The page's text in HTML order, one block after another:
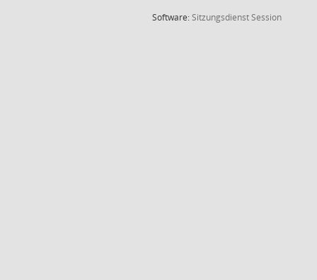
Software:SitzungsdienstSession(Wird in